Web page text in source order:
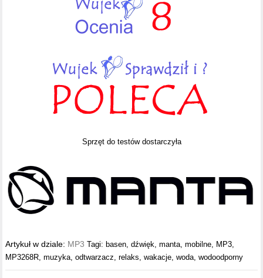
Sprzęt do testów dostarczyła
Artykuł w dziale: MP3 Tagi: basen,dźwięk,manta,mobilne, MP3,
MP3268R,muzyka,odtwarzacz,relaks,wakacje,woda,wodoodporny